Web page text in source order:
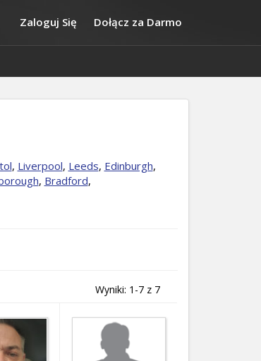
Zaloguj Się Dołącz za Darmo
, Liverpool, Leeds, Edinburgh,
, Bradford,
Wyniki: 1-7 z 7